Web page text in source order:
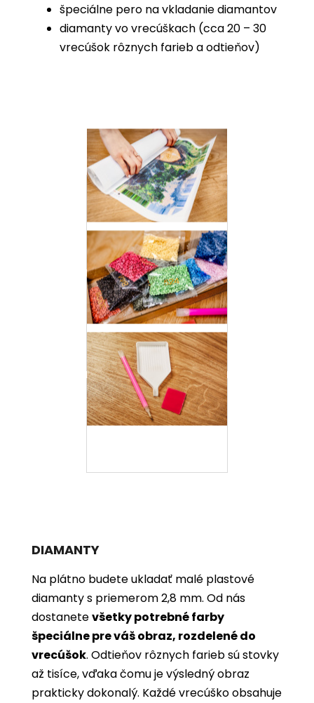
špeciálne pero na vkladanie diamantov
diamanty vo vrecúškach (cca 20 – 30
vrecúšok rôznych farieb a odtieňov)
DIAMANTY
Na plátno budete ukladať malé plastové
diamanty s priemerom 2,8 mm. Od nás
dostanetevšetky potrebné farby
špeciálne pre váš obraz, rozdelené do
vrecúšok. Odtieňov rôznych farieb sú stovky
až tisíce, vďaka čomu je výsledný obraz
prakticky dokonalý. Každé vrecúško obsahuje